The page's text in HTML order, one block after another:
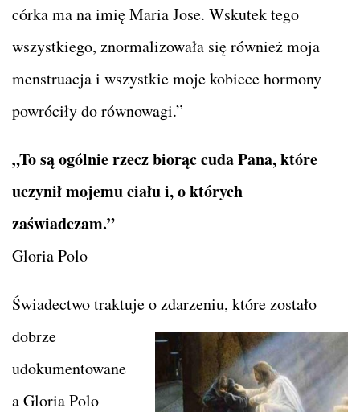
córka ma na imię Maria Jose. Wskutek tego
wszystkiego, znormalizowała się również moja
menstruacja i wszystkie moje kobiece hormony
powróciły do równowagi.”
„To są ogólnie rzecz biorąc cuda Pana, które
uczynił mojemu ciału i, o których
zaświadczam.”
Gloria Polo
Świadectwo traktuje o zdarzeniu, które zostało
dobrze
udokumentowane
a Gloria Polo